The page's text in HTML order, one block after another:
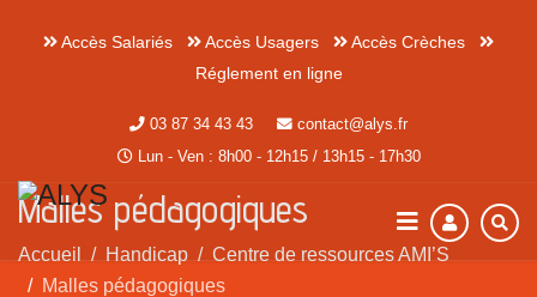
Accès Salariés Accès Usagers
Accès Crèches
Réglement en ligne
03 87 34 43 43
contact@alys.fr
Lun - Ven : 8h00 - 12h15 / 13h15 - 17h30
Malles pédagogiques
Accueil Handicap
Centre de ressources AMI’S
Malles pédagogiques